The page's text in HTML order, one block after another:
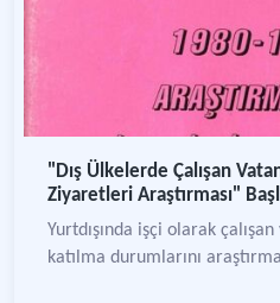
"Dış Ülkelerde Çalışan
Ziyaretleri Araştırması"
Yurtdışında işçi olarak
katılma durumlarını